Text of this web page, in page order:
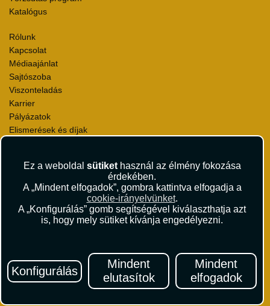
Ez a weboldal sütikethasznál az élmény fokozása
érdekében.
A „Mindent elfogadok”, gombra kattintva elfogadja a
cookie-irányelvünket.
A „Konfigurálás” gomb segítségével kiválaszthatja azt
is, hogy mely sütiket kívánja engedélyezni.
Konfigurálás
Mindent
elutasítok
Mindent
elfogadok
Katalógus
Rólunk
Kapcsolat
Médiaajánlat
Sajtószoba
Viszonteladás
Karrier
Pályázatok
Elismerések és díjak
Utazási Csomag Szerződési Feltételek
Útlemondás-biztosítás Szerződési Feltételek
Utasbiztosítás Szerződési Feltételek
Repülőjegy Szerződési Feltételek
Adatvédelem
Hírlevél
Iratkozzon fel Magyarország egyik legszínesebb utazási